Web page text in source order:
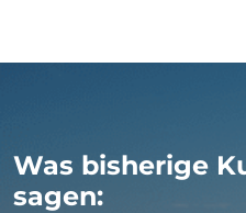
Was bisherige
sagen: